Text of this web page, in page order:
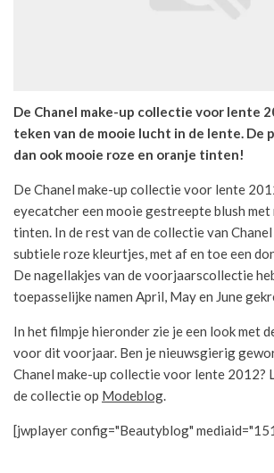
De Chanel make-up collectie voor lente
teken van de mooie lucht in de lente. De
dan ook mooie roze en oranje tinten!
De Chanel make-up collectie voor lente
eyecatcher een mooie gestreepte blush
tinten. In de rest van de collectie van
subtiele roze kleurtjes, met af en toe een
De nagellakjes van de voorjaarscollectie
toepasselijke namen April, May en June
In het filmpje hieronder zie je een look met
voor dit voorjaar. Ben je nieuwsgierig
Chanel make-up collectie voor lente 2012?
de collectie op Modeblog.
[jwplayer config="Beautyblog"